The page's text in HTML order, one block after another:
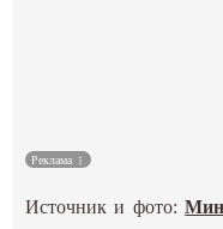
Реклама
Источник и фото: